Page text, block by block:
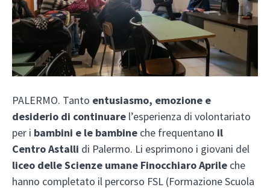
PALERMO. Tanto entusiasmo, emozione e
desiderio di continuare l’esperienza di volontariato
per i bambini e le bambine che frequentano il
Centro Astalli di Palermo. Li esprimono i giovani del
liceo delle Scienze umane Finocchiaro Aprile che
hanno completato il percorso FSL (Formazione Scuola